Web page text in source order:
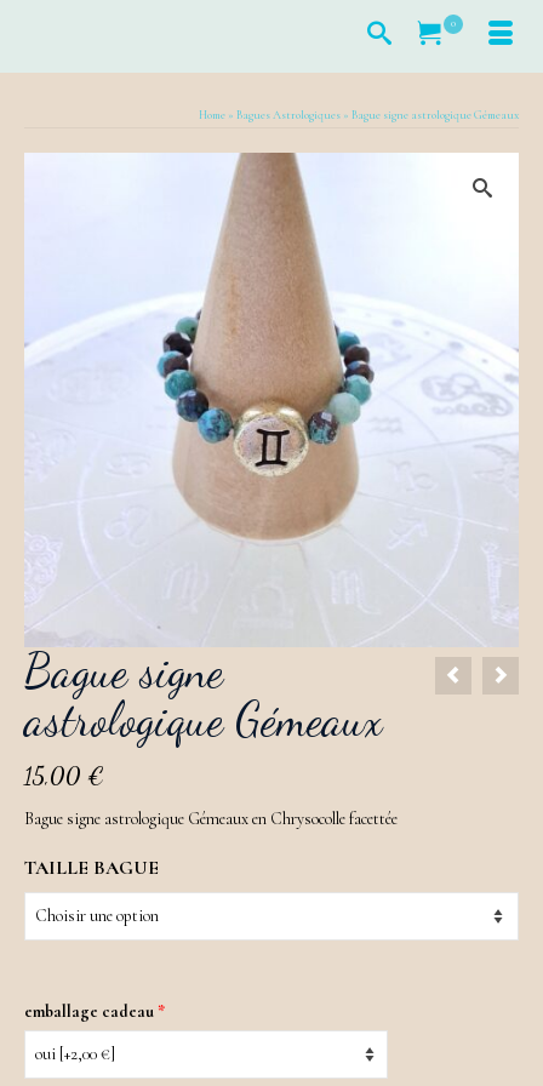
0
Home » Bagues Astrologiques » Bague signe astrologique Gémeaux
Bague signe
astrologique Gémeaux
15,00 €
Bague signe astrologique Gémeaux en Chrysocolle facettée
TAILLE BAGUE
emballage cadeau *